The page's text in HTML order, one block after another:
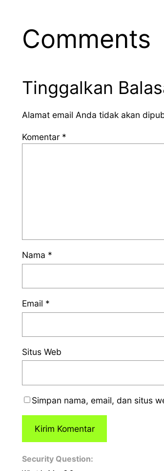
Comments
Tinggalkan
Alamat email Anda tidak akan
Komentar *
Nama *
Email *
Situs Web
Simpan nama, email, dan situs
Security Question: